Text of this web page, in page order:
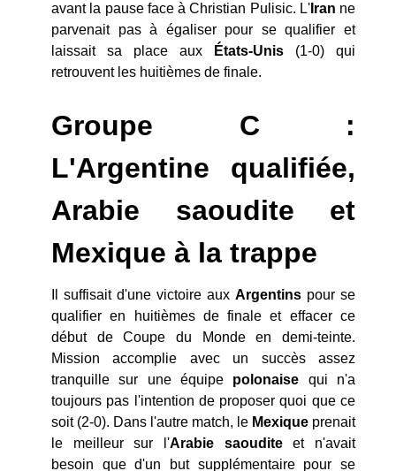
avant la pause face à Christian Pulisic. L'Iran ne
parvenait pas à égaliser pour se qualifier et
laissait sa place aux
États-Unis (1-0) qui
retrouvent les huitièmes de finale.
Groupe C :
L'Argentine qualifiée,
Arabie saoudite et
Mexique à la trappe
Il suffisait d'une victoire aux Argentins pour se
qualifier en huitièmes de finale et effacer ce
début de Coupe du Monde en demi-teinte.
Mission accomplie avec un succès assez
tranquille sur une équipe polonaise qui n'a
toujours pas l'intention de proposer quoi que ce
soit (2-0). Dans l'autre match, le Mexique prenait
le meilleur sur l'Arabie saouditeet n'avait
besoin que d'un but supplémentaire pour se